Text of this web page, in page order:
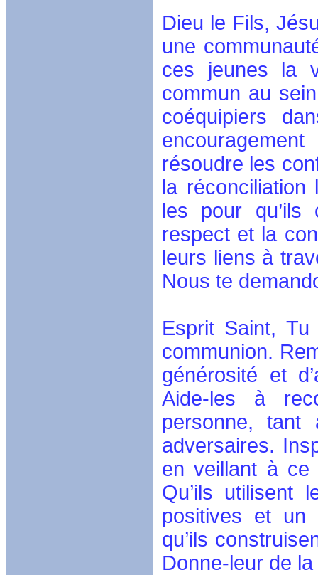
Dieu le Fils,
une
ces jeunes la
commun au
coéquipiers
résoudre les
la réconciliation
les pour qu’ils
respect et la
leurs liens à
Nous te
Esprit Saint,
communion.
générosité et
Aide-les à
personne,
adversaires.
en veillant à ce
Qu’ils utilisent
positives et un
qu’ils
Donne-leur de